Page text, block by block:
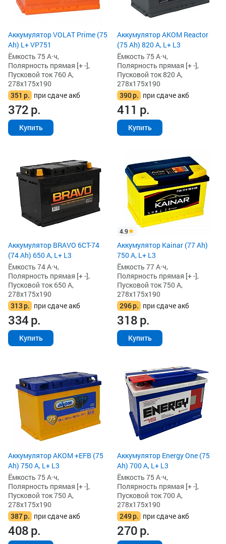
Аккумулятор VOLAT Prime (75
Ah) L+ VP751
Ёмкость 75 А·ч,
Полярность прямая [+ -],
Пусковой ток 760 А,
278x175x190
351 р. при сдаче акб
372р.
Купить
Аккумулятор AKOM Reactor
(75 Ah) 820 А, L+ L3
Ёмкость 75 А·ч,
Полярность прямая [+ -],
Пусковой ток 820 А,
278x175x190
390р. при сдаче акб
411 р.
Купить
Аккумулятор BRAVO 6CT-74
(74 Ah) 650 А, L+ L3
Ёмкость 74 А·ч,
Полярность прямая [+ -],
Пусковой ток 650 А,
278x175x190
313р. при сдаче акб
334р.
Купить
4.9
Аккумулятор Kainar (77 Ah)
750 А, L+ L3
Ёмкость 77 А·ч,
Полярность прямая [+ -],
Пусковой ток 750 А,
278x175x190
296р. при сдаче акб
318р.
Купить
Аккумулятор AKOM +EFB (75
Ah) 750 А, L+ L3
Ёмкость 75 А·ч,
Полярность прямая [+ -],
Пусковой ток 750 А,
278x175x190
387р. при сдаче акб
408р.
Аккумулятор Energy One (75
Ah) 700 А, L+ L3
Ёмкость 75 А·ч,
Полярность прямая [+ -],
Пусковой ток 700 А,
278x175x190
249р. при сдаче акб
270р.